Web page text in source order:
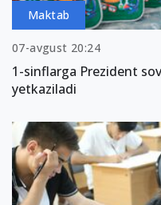
Maktab
07-avgust 20:24
1-sinflarga Prezident
yetkaziladi